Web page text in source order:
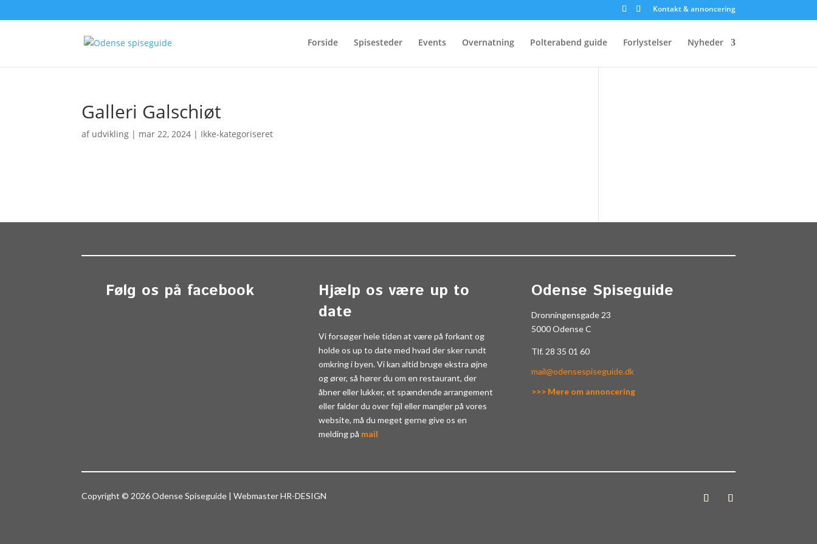
Kontakt & annoncering
Forside Spisesteder Events Overnatning Polterabend guide Forlystelser Nyheder
Galleri Galschiøt
af udvikling | mar 22, 2024 | Ikke-kategoriseret
Følg os på facebook
Hjælp os være up to
date
Vi forsøger hele tiden at være på forkant og
holde os up to date med hvad der sker rundt
omkring i byen. Vi kan altid bruge ekstra øjne
og ører, så hører du om en restaurant, der
åbner eller lukker, et spændende arrangement
eller falder du over fejl eller mangler på vores
website, må du meget gerne give os en
melding på mail
Odense Spiseguide
Dronningensgade 23
5000 Odense C
Tlf. 28 35 01 60
mail@odensespiseguide.dk
>>> Mere om annoncering
Copyright © 2026 Odense Spiseguide | Webmaster HR-DESIGN